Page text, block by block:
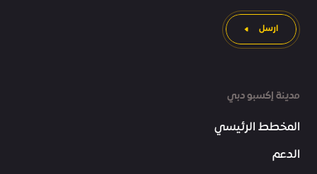
مدينة إكسبو دبي
المخطط الرئيسي
الدعم
ارسل